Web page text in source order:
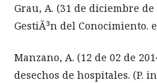
Grau, A. (31 de diciembre
GestiÃ³n del Conocimiento.
Manzano, A. (12 de 02 de
desechos de hospitales. (P.